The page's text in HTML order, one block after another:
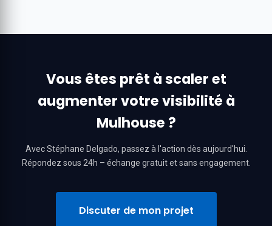
Vous êtes prêt à scaler et
augmenter votre visibilité à
Mulhouse ?
Avec Stéphane Delgado, passez à l'action dès aujourd'hui.
Répondez sous 24h – échange gratuit et sans engagement.
Discuter de mon projet